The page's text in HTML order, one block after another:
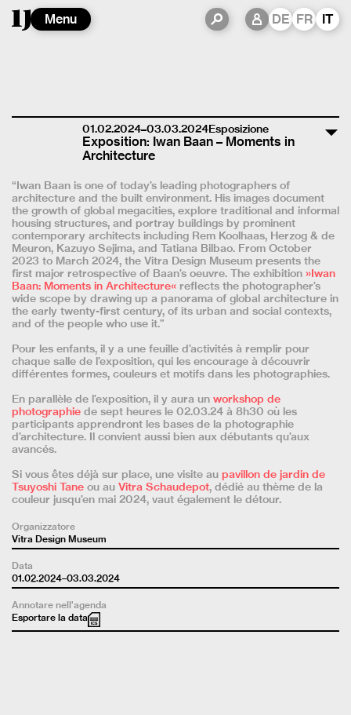
Menu DE FR IT
01.02.2024–03.03.2024Esposizione
Exposition: Iwan Baan – Moments in
Architecture
“Iwan Baan is one of today’s leading photographers of
architecture and the built environment. His images document
the growth of global megacities, explore traditional and informal
housing structures, and portray buildings by prominent
contemporary architects including Rem Koolhaas, Herzog & de
Meuron, Kazuyo Sejima, and Tatiana Bilbao. From October
2023 to March 2024, the Vitra Design Museum presents the
first major retrospective of Baan’s oeuvre. The exhibition »Iwan
Baan: Moments in Architecture« reflects the photographer’s
wide scope by drawing up a panorama of global architecture in
the early twenty-first century, of its urban and social contexts,
and of the people who use it.”
Pour les enfants, il y a une feuille d’activités à remplir pour
chaque salle de l’exposition, qui les encourage à découvrir
différentes formes, couleurs et motifs dans les photographies.
En parallèle de l’exposition, il y aura un workshop de
photographie de sept heures le 02.03.24 à 8h30 où les
participants apprendront les bases de la photographie
d’architecture. Il convient aussi bien aux débutants qu’aux
avancés.
Si vous êtes déjà sur place, une visite au pavillon de jardin de
Tsuyoshi Tane ou au Vitra Schaudepot, dédié au thème de la
couleur jusqu’en mai 2024, vaut également le détour.
Organizzatore
Vitra Design Museum
Data
01.02.2024–03.03.2024
Annotare nell'agenda
Esportare la data